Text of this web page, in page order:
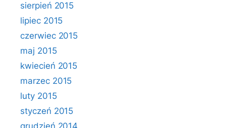
sierpień 2015
lipiec 2015
czerwiec 2015
maj 2015
kwiecień 2015
marzec 2015
luty 2015
styczeń 2015
grudzień 2014